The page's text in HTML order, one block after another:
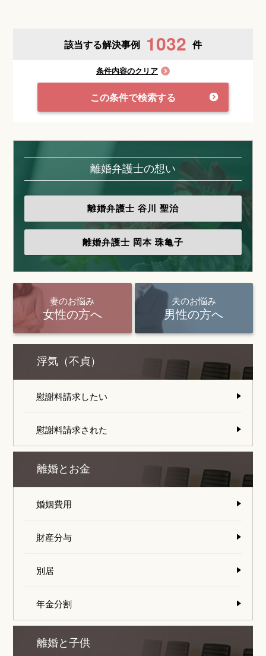
該当する解決事例 1032 件
条件内容のクリア
この条件で検索する
離婚弁護士の想い
離婚弁護士 谷川 聖治
離婚弁護士 岡本 珠亀子
妻のお悩み
女性の方へ
夫のお悩み
男性の方へ
浮気（不貞）
慰謝料請求したい
慰謝料請求された
離婚とお金
婚姻費用
財産分与
別居
年金分割
離婚と子供